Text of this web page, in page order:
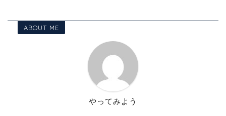
ABOUT ME
やってみよう